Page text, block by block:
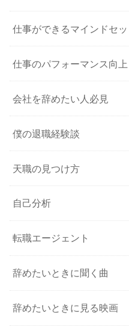
仕事ができるマインドセ
仕事のパフォーマンス向上
会社を辞めたい人必見
僕の退職経験談
天職の見つけ方
自己分析
転職エージェント
辞めたいときに聞く曲
辞めたいときに見る映画